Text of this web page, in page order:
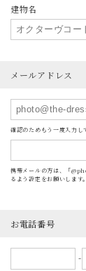
建物名
メールアドレス
確認のためもう一度入力し
携帯メールの方は、「
るよう設定をお願いしま
お電話番号
-